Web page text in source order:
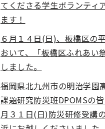
てくださる学生ボランティ
ます！
６月１４日(日)、板橋区の
おいて、「板橋区ふれあい
しました。
福岡県北九州市の明治学園
課題研究防災班DPOMSの
月３１日(日)防災研修受講